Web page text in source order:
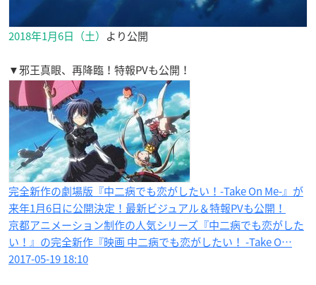
2018年1月6日（土） より公開
▼邪王真眼、再降臨！特報PVも公開！
完全新作の劇場版『中二病でも恋がしたい！-Take On Me-』が
来年1月6日に公開決定！最新ビジュアル＆特報PVも公開！
京都アニメーション制作の人気シリーズ『中二病でも恋がした
い！』の完全新作『映画 中二病でも恋がしたい！ -Take O…
2017-05-19 18:10